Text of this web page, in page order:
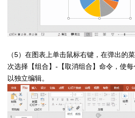
（5）在图表上单击鼠标右键，在弹出的
次选择【组合】-【取消组合】命令，使
以独立编辑。